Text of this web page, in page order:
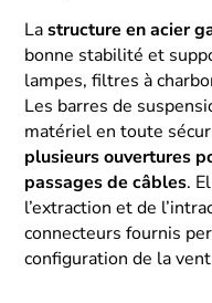
Lastructure en acier
bonne stabilité et
lampes, filtres à
Les barres de
matériel en toute
plusieurs ouvertures
passages de câbles.
l’extraction et de
connecteurs fournis
configuration de la